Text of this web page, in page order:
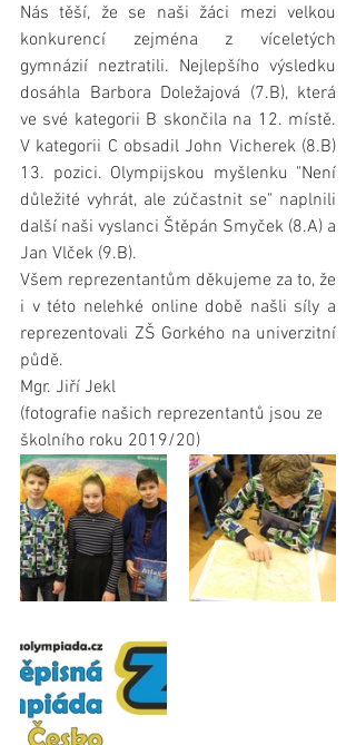
Nás těší, že se naši žáci mezi velkou
konkurencí zejména z víceletých
gymnázií neztratili. Nejlepšího výsledku
dosáhla Barbora Doležajová (7.B), která
ve své kategorii B skončila na 12. místě.
V kategorii C obsadil John Vicherek (8.B)
13. pozici. Olympijskou myšlenku "Není
důležité vyhrát, ale zúčastnit se" naplnili
další naši vyslanci Štěpán Smyček (8.A) a
Jan Vlček (9.B).
Všem reprezentantům děkujeme za to, že
i v této nelehké online době našli síly a
reprezentovali ZŠ Gorkého na univerzitní
půdě.
Mgr. Jiří Jekl
(fotografie našich reprezentantů jsou ze
školního roku 2019/20)